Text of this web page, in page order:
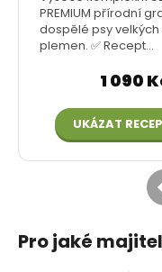
Pro jaké